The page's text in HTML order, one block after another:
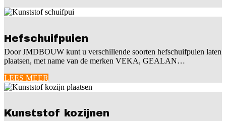
Hefschuifpuien
Door JMDBOUW kunt u verschillende soorten hefschuifpuien laten
plaatsen, met name van de merken VEKA, GEALAN…
LEES MEER
Kunststof kozijnen